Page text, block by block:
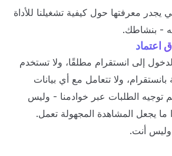
يجدر معرفتها حول كيفية تشغيلنا للأداة
- بنشاطك.
اعتماد
إلى انستقرام مطلقًا، ولا تستخدم
ولا تتعامل مع أي بيانات
الطلبات عبر خوادمنا - وليس
يجعل المشاهدة المجهولة تعمل.
وليس أنت.